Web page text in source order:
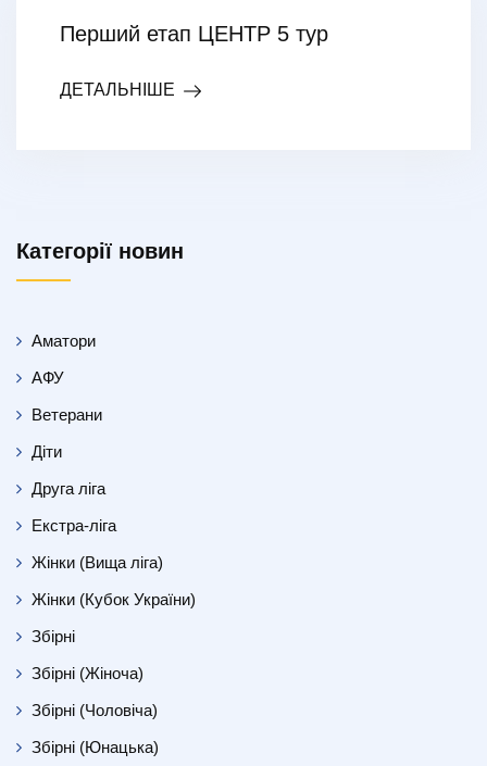
Перший етап ЦЕНТР 5 тур
ДЕТАЛЬНІШЕ
Категорії новин
Аматори
АФУ
Ветерани
Діти
Друга ліга
Екстра-ліга
Жінки (Вища ліга)
Жінки (Кубок України)
Збірні
Збірні (Жіноча)
Збірні (Чоловіча)
Збірні (Юнацька)